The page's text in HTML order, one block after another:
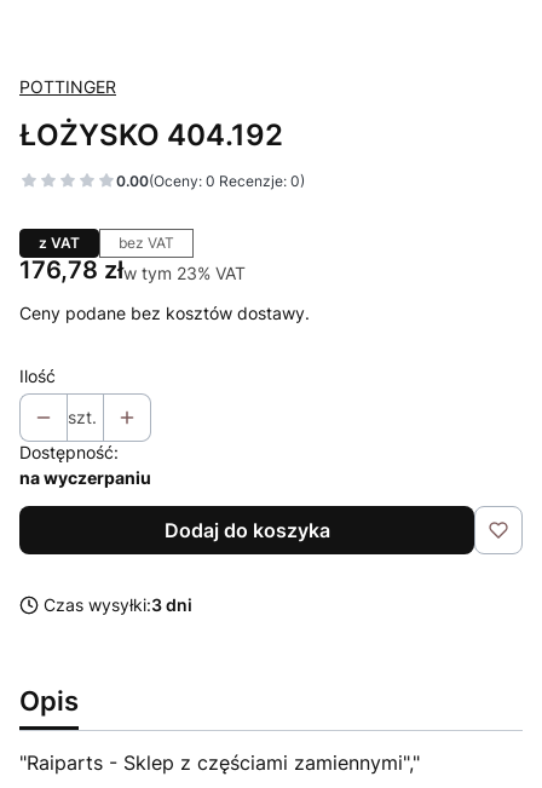
POTTINGER
ŁOŻYSKO 404.192
0.00(Oceny: 0 Recenzje: 0)
z VAT bez VAT
Cena
176,78 złw tym 23% VAT
w tym 23% VAT
Ceny podane bez kosztów dostawy.
Ilość
szt.
Dostępność:
na wyczerpaniu
Dodaj do koszyka
Czas wysyłki:3 dni
Opis
"Raiparts - Sklep z częściami zamiennymi","